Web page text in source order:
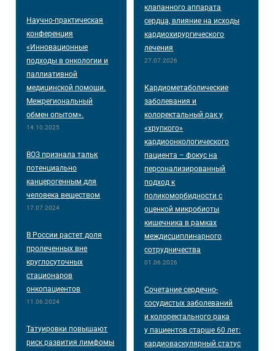
Научно-практическая
конференция
«Инновационные
подходы в онкологии и
паллиативной
медицинской помощи.
Межрегиональный
обмен опытом».
14.10.2025
ВОЗ признала тальк
потенциально
канцерогенным для
человека веществом
17.07.2024
В России растет доля
пролеченных вне
круглосуточных
стационаров
онкопациентов
11.06.2024
Татуировки повышают
риск развития лимфомы
клапанного аппарата
сердца, влияние на исходы
кардиохирургического
лечения
27.07.2026
Кардиометаболические
заболевания и
колоректальный рак у
«хрупкого»
кардиоонкологического
пациента – фокус на
персонализированный
подход к
поликоморбидности с
оценкой микробиоты
кишечника в рамках
междисциплинарного
сотрудничества
01.06.2026
Сочетание сердечно-
сосудистых заболеваний
и колоректального рака
у пациентов старше 60 лет:
кардиоваскулярный статус